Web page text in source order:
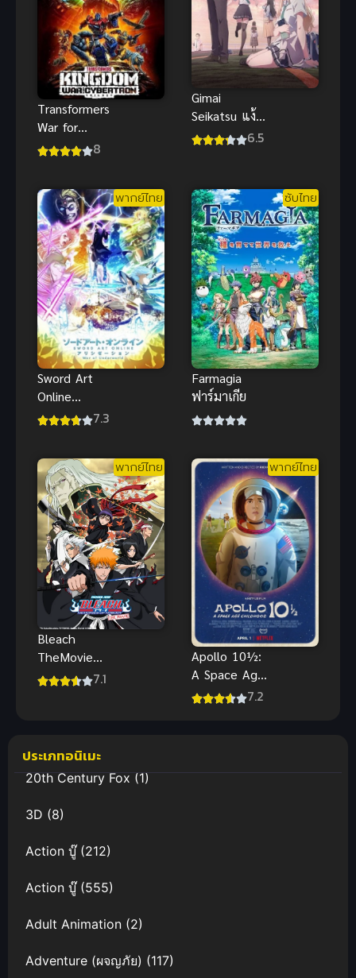
Transformers
War for
Cybertron
เบอร์ทรอน
8
Gimai
Seikatsu แง้ม
หัวใจยัยน้อง6.5
พากย์ไทย
Sword Art
Online
Alicization
ภาค 1 (2019)
7.3
ซับไทย
Farmagia
ฟาร์มาเกีย
พากย์ไทย
Bleach
TheMovie
บลีช เทพ
ตัวตน พากย์
7.1
พากย์ไทย
Apollo 10½:
A Space Age
Childhood วัย
7.2
ประเภทอนิเมะ
20th Century Fox(1)
3D (8)
Action บู๊(212)
Action บู๊(555)
Adult Animation (2)
Adventure (ผจญภัย) (117)